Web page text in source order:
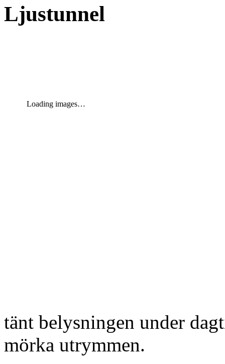
Ljustunnel
Loading images…
tänt belysningen under
mörka utrymmen.